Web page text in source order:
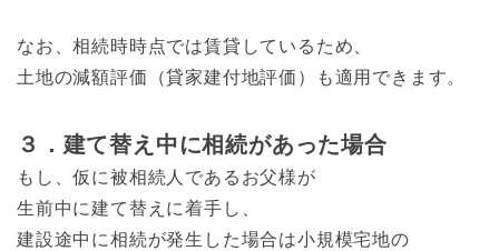
なお、相続時時点では賃貸しているため、
土地の減額評価（貸家建付地評価）も適用できます。
３．建て替え中に相続があった場合
もし、仮に被相続人であるお父様が
生前中に建て替えに着手し、
建設途中に相続が発生した場合は小規模宅地の